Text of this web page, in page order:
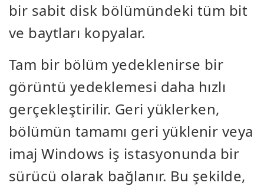
bir sabit disk bölümündeki tüm bit
ve baytları kopyalar.
Tam bir bölüm yedeklenirse bir
görüntü yedeklemesi daha hızlı
gerçekleştirilir. Geri yüklerken,
bölümün tamamı geri yüklenir veya
imaj Windows iş istasyonunda bir
sürücü olarak bağlanır. Bu şekilde,